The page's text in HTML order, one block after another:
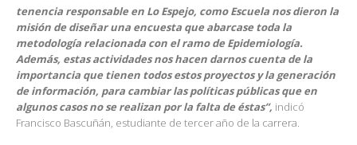
tenencia responsable en Lo Espejo, como Escuela nos dieron la
misión de diseñar una encuesta que abarcase toda la
metodología relacionada con el ramo de Epidemiología.
Además, estas actividades nos hacen darnos cuenta de la
importancia que tienen todos estos proyectos y la generación
de información, para cambiar las políticas públicas que en
algunos casos no se realizan por la falta de éstas”, indicó
Francisco Bascuñán, estudiante de tercer año de la carrera.